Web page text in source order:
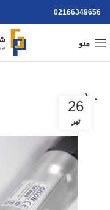
02166349656
منو
۱۰26
تیر